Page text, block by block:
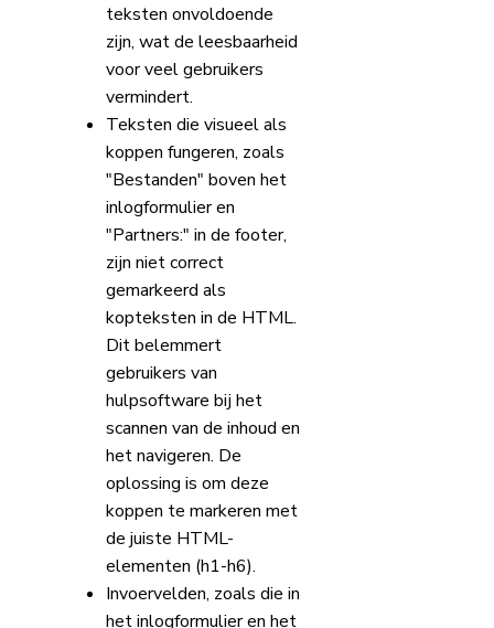
teksten onvoldoende
zijn, wat de leesbaarheid
voor veel gebruikers
vermindert.
Teksten die visueel als
koppen fungeren, zoals
"Bestanden" boven het
inlogformulier en
"Partners:" in de footer,
zijn niet correct
gemarkeerd als
kopteksten in de HTML.
Dit belemmert
gebruikers van
hulpsoftware bij het
scannen van de inhoud en
het navigeren. De
oplossing is om deze
koppen te markeren met
de juiste HTML-
elementen (h1-h6).
Invoervelden, zoals die in
het inlogformulier en het